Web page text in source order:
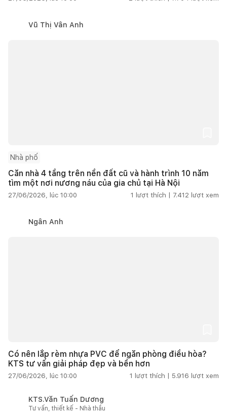
Vũ Thị Vân Anh
Nhà phố
Căn nhà 4 tầng trên nền đất cũ và hành trình 10 năm
tìm một nơi nương náu của gia chủ tại Hà Nội
27/06/2026, lúc 10:00 1 lượt thích | 7.412 lượt xem
Ngân Anh
Có nên lắp rèm nhựa PVC để ngăn phòng điều hòa?
KTS tư vấn giải pháp đẹp và bền hơn
27/06/2026, lúc 10:00 1 lượt thích | 5.916 lượt xem
KTS.Văn Tuấn Dương
Tư vấn, thiết kế - Nhà thầu